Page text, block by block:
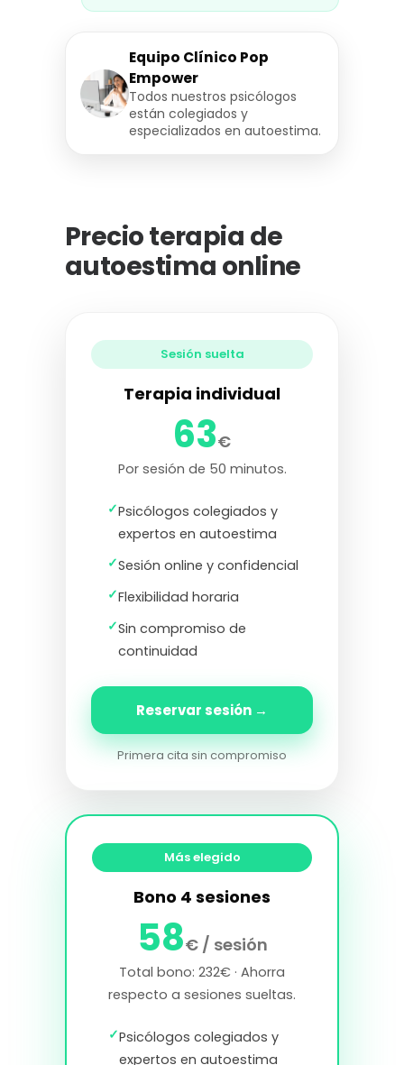
Equipo Clínico Pop
Empower
Todos nuestros psicólogos
están colegiados y
especializados en autoestima.
Precio terapia de
autoestima online
Sesión suelta
Terapia individual
63€
Por sesión de 50 minutos.
✓Psicólogos colegiados y
expertos en autoestima
✓Sesión online y confidencial
✓Flexibilidad horaria
✓Sin compromiso de
continuidad
Reservar sesión →
Primera cita sin compromiso
Más elegido
Bono 4 sesiones
58€ / sesión
Total bono: 232€ · Ahorra
respecto a sesiones sueltas.
✓Psicólogos colegiados y
expertos en autoestima